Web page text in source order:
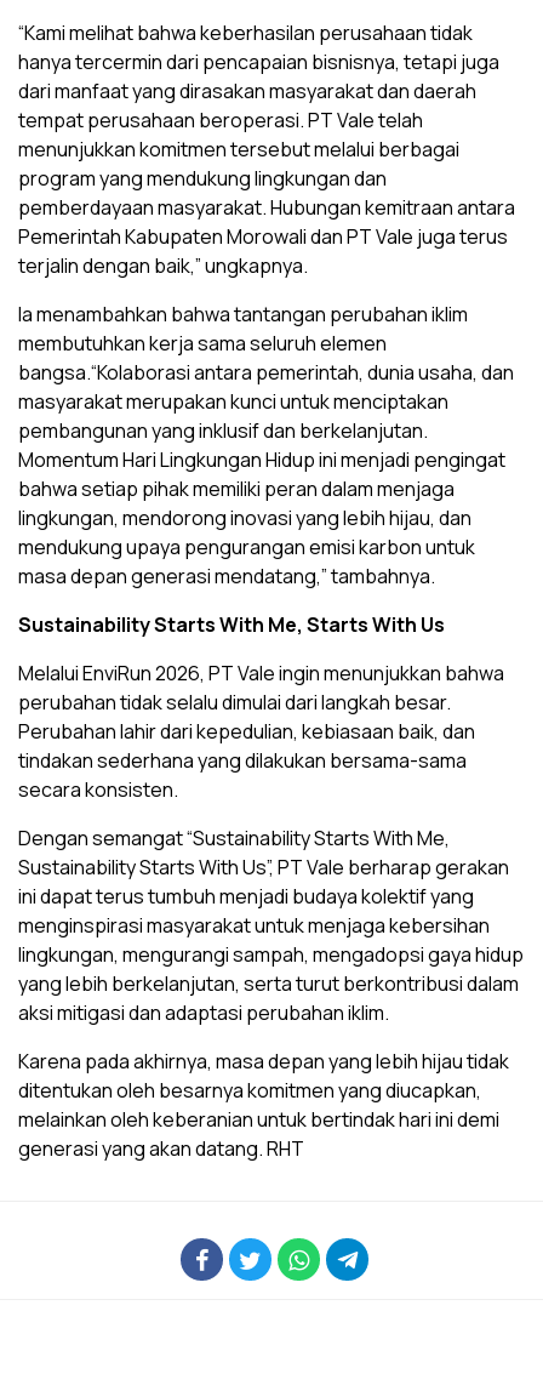
“Kami melihat bahwa keberhasilan perusahaan tidak
hanya tercermin dari pencapaian bisnisnya, tetapi juga
dari manfaat yang dirasakan masyarakat dan daerah
tempat perusahaan beroperasi. PT Vale telah
menunjukkan komitmen tersebut melalui berbagai
program yang mendukung lingkungan dan
pemberdayaan masyarakat. Hubungan kemitraan antara
Pemerintah Kabupaten Morowali dan PT Vale juga terus
terjalin dengan baik,” ungkapnya.
Ia menambahkan bahwa tantangan perubahan iklim
membutuhkan kerja sama seluruh elemen
bangsa.“Kolaborasi antara pemerintah, dunia usaha, dan
masyarakat merupakan kunci untuk menciptakan
pembangunan yang inklusif dan berkelanjutan.
Momentum Hari Lingkungan Hidup ini menjadi pengingat
bahwa setiap pihak memiliki peran dalam menjaga
lingkungan, mendorong inovasi yang lebih hijau, dan
mendukung upaya pengurangan emisi karbon untuk
masa depan generasi mendatang,” tambahnya.
Sustainability Starts With Me, Starts With Us
Melalui EnviRun 2026, PT Vale ingin menunjukkan bahwa
perubahan tidak selalu dimulai dari langkah besar.
Perubahan lahir dari kepedulian, kebiasaan baik, dan
tindakan sederhana yang dilakukan bersama-sama
secara konsisten.
Dengan semangat “Sustainability Starts With Me,
Sustainability Starts With Us”, PT Vale berharap gerakan
ini dapat terus tumbuh menjadi budaya kolektif yang
menginspirasi masyarakat untuk menjaga kebersihan
lingkungan, mengurangi sampah, mengadopsi gaya hidup
yang lebih berkelanjutan, serta turut berkontribusi dalam
aksi mitigasi dan adaptasi perubahan iklim.
Karena pada akhirnya, masa depan yang lebih hijau tidak
ditentukan oleh besarnya komitmen yang diucapkan,
melainkan oleh keberanian untuk bertindak hari ini demi
generasi yang akan datang. RHT